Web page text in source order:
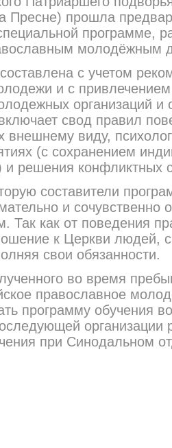
Пресне) прошла
программе,
молодёжным
с учетом
и с привлечением
организаций и
свод правил
внешнему виду,
(с сохранением
решения конфликтных
составители
и сочувственно
как от поведения
к Церкви людей,
свои обязанности.
во время
православное
программу обучения
организации
при Синодальном